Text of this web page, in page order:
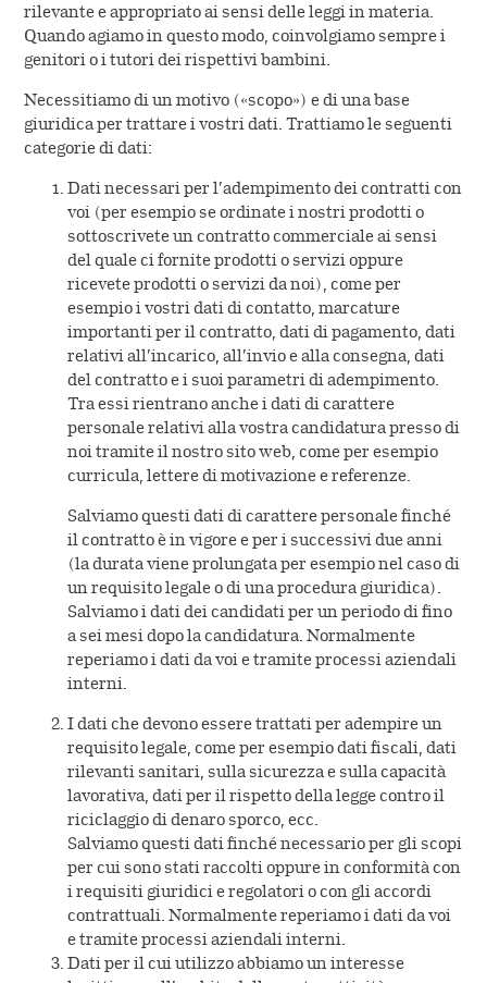
rilevante e appropriato ai sensi delle leggi in materia.
Quando agiamo in questo modo, coinvolgiamo sempre i
genitori o i tutori dei rispettivi bambini.
Necessitiamo di un motivo («scopo») e di una base
giuridica per trattare i vostri dati. Trattiamo le seguenti
categorie di dati:
Dati necessari per l’adempimento dei contratti con
voi (per esempio se ordinate i nostri prodotti o
sottoscrivete un contratto commerciale ai sensi
del quale ci fornite prodotti o servizi oppure
ricevete prodotti o servizi da noi), come per
esempio i vostri dati di contatto, marcature
importanti per il contratto, dati di pagamento, dati
relativi all’incarico, all’invio e alla consegna, dati
del contratto e i suoi parametri di adempimento.
Tra essi rientrano anche i dati di carattere
personale relativi alla vostra candidatura presso di
noi tramite il nostro sito web, come per esempio
curricula, lettere di motivazione e referenze.
Salviamo questi dati di carattere personale finché
il contratto è in vigore e per i successivi due anni
(la durata viene prolungata per esempio nel caso di
un requisito legale o di una procedura giuridica).
Salviamo i dati dei candidati per un periodo di fino
a sei mesi dopo la candidatura. Normalmente
reperiamo i dati da voi e tramite processi aziendali
interni.
I dati che devono essere trattati per adempire un
requisito legale, come per esempio dati fiscali, dati
rilevanti sanitari, sulla sicurezza e sulla capacità
lavorativa, dati per il rispetto della legge contro il
riciclaggio di denaro sporco, ecc.
Salviamo questi dati finché necessario per gli scopi
per cui sono stati raccolti oppure in conformità con
i requisiti giuridici e regolatori o con gli accordi
contrattuali. Normalmente reperiamo i dati da voi
e tramite processi aziendali interni.
Dati per il cui utilizzo abbiamo un interesse